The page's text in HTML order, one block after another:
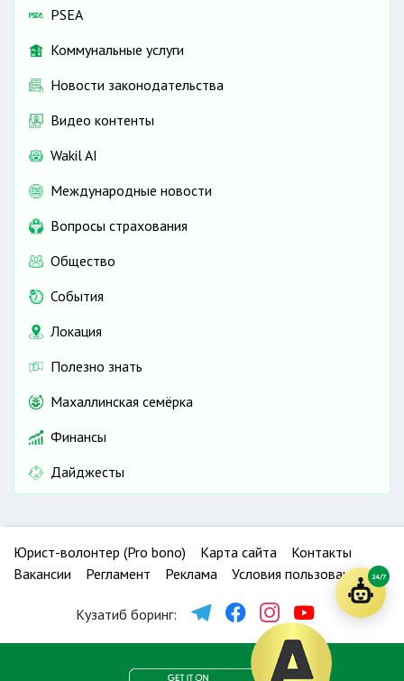
PSEA
Коммунальные услуги
Новости законодательства
Видео контенты
Wakil AI
Международные новости
Вопросы страхования
Общество
События
Локация
Полезно знать
Махаллинская семёрка
Финансы
Дайджесты
Юрист-волонтер (Pro bono) Карта сайта
Контакты
Вакансии
Регламент Реклама Условия пользования
Кузатиб боринг:
24/7